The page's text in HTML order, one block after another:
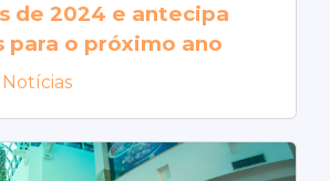
de 2024 e antecipa
para o próximo ano
Notícias